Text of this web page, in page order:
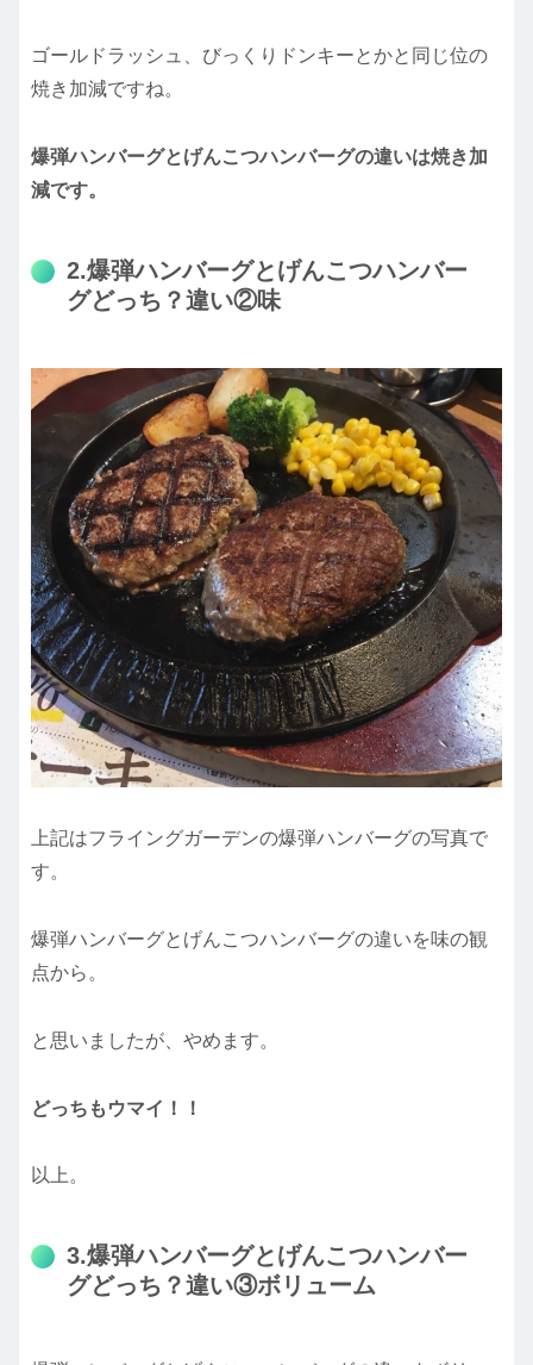
ゴールドラッシュ、びっくりドンキーとかと同じ位の
焼き加減ですね。
爆弾ハンバーグとげんこつハンバーグの違いは焼き加
減です。
2.爆弾ハンバーグとげんこつハンバー
グどっち？違い②味
上記はフライングガーデンの爆弾ハンバーグの写真で
す。
爆弾ハンバーグとげんこつハンバーグの違いを味の観
点から。
と思いましたが、やめます。
どっちもウマイ！！
以上。
3.爆弾ハンバーグとげんこつハンバー
グどっち？違い③ボリューム